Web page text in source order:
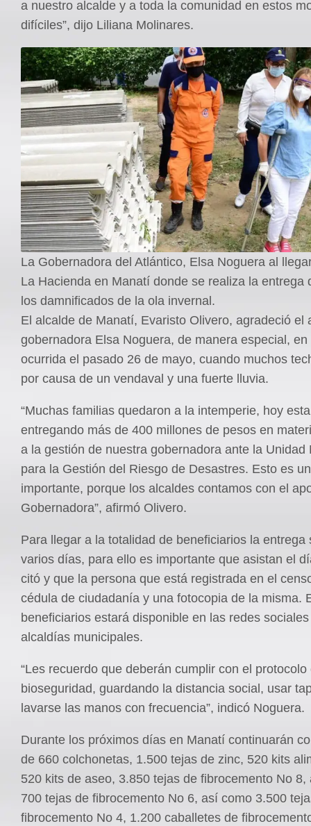
a nuestro alcalde y a toda la comunidad en estos
difíciles”, dijo Liliana Molinares.
La Gobernadora del Atlántico, Elsa Noguera al
La Hacienda en Manatí donde se realiza la entrega
los damnificados de la ola invernal.
El alcalde de Manatí, Evaristo Olivero, agradeció el
gobernadora Elsa Noguera, de manera especial,
ocurrida el pasado 26 de mayo, cuando muchos
por causa de un vendaval y una fuerte lluvia.
“Muchas familias quedaron a la intemperie, hoy
entregando más de 400 millones de pesos en
a la gestión de nuestra gobernadora ante la Unidad
para la Gestión del Riesgo de Desastres. Esto es
importante, porque los alcaldes contamos con el
Gobernadora”, afirmó Olivero.
Para llegar a la totalidad de beneficiarios la entrega
varios días, para ello es importante que asistan el
citó y que la persona que está registrada en el
cédula de ciudadanía y una fotocopia de la misma.
beneficiarios estará disponible en las redes
alcaldías municipales.
“Les recuerdo que deberán cumplir con el protocolo
bioseguridad, guardando la distancia social, usar
lavarse las manos con frecuencia”, indicó Noguera.
Durante los próximos días en Manatí continuarán
de 660 colchonetas, 1.500 tejas de zinc, 520 kits
520 kits de aseo, 3.850 tejas de fibrocemento No 8,
700 tejas de fibrocemento No 6, así como 3.500
fibrocemento No 4, 1.200 caballetes de